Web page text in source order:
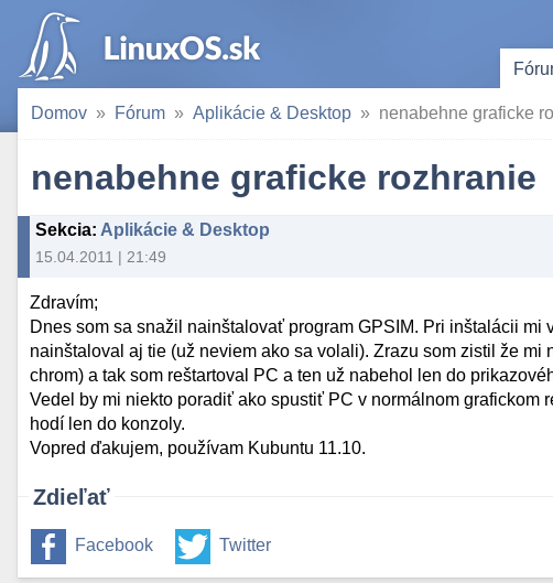
Domov Fórum Aplikácie & Desktop nenabehne graficke
nenabehne graficke rozhranie
Sekcia: Aplikácie & Desktop
15.04.2011 | 21:49
Zdravím;
Dnes som sa snažil nainštalovať program GPSIM. Pri inštalácii
nainštaloval aj tie (už neviem ako sa volali). Zrazu som zistil že
chrom) a tak som reštartoval PC a ten už nabehol len do
Vedel by mi niekto poradiť ako spustiť PC v normálnom grafickom
hodí len do konzoly.
Vopred ďakujem, používam Kubuntu 11.10.
Zdieľať
Facebook Twitter